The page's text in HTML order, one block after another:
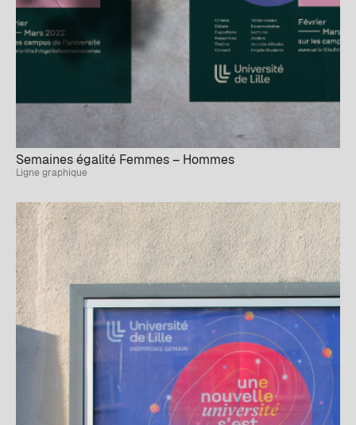
Semaines égalité Femmes – Hommes
Ligne graphique